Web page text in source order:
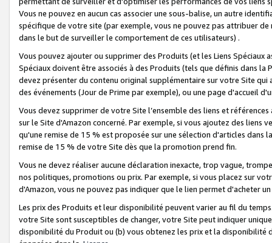
Vous ne pouvez en aucun cas associer une sous-balise, un autre
spécifique de votre site (par exemple, vous ne pouvez pas attribuer
dans le but de surveiller le comportement de ces utilisateurs) .
Vous pouvez ajouter ou supprimer des Produits (et les Liens
Spéciaux doivent être associés à des Produits (tels que définis dans
devez présenter du contenu original supplémentaire sur votre Site qui
des événements (Jour de Prime par exemple), ou une page d'accueil
Vous devez supprimer de votre Site l’ensemble des liens et
sur le Site d'Amazon concerné. Par exemple, si vous ajoutez des
qu'une remise de 15 % est proposée sur une sélection d'articles
remise de 15 % de votre Site dès que la promotion prend fin.
Vous ne devez réaliser aucune déclaration inexacte, trop vague,
nos politiques, promotions ou prix. Par exemple, si vous placez sur
d'Amazon, vous ne pouvez pas indiquer que le lien permet d'acheter
Les prix des Produits et leur disponibilité peuvent varier au fil du
votre Site sont susceptibles de changer, votre Site peut indiquer
disponibilité du Produit ou (b) vous obtenez les prix et la disponibilité